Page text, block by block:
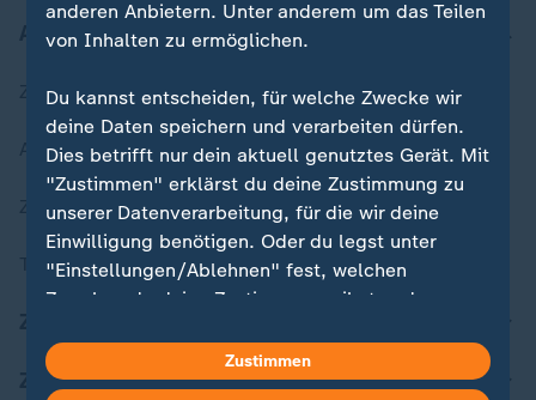
Aktuell bei ZDFheute
Zuletzt veröffentlicht
Aktuelle Sendungs-Videos
ZDFheute Stories
Themen im Überblick
ZDFheute Apps
anderen Anbietern. Unter anderem um das Teilen
von Inhalten zu ermöglichen.
Du kannst entscheiden, für welche Zwecke wir
deine Daten speichern und verarbeiten dürfen.
Dies betrifft nur dein aktuell genutztes Gerät. Mit
"Zustimmen" erklärst du deine Zustimmung zu
unserer Datenverarbeitung, für die wir deine
Einwilligung benötigen. Oder du legst unter
"Einstellungen/Ablehnen" fest, welchen
Zwecken du deine Zustimmung gibst und
kannst du jederzeit mit Wirkung für die Zukunft
in deinen Einstellungen widerrufen oder ändern.
Zustimmen